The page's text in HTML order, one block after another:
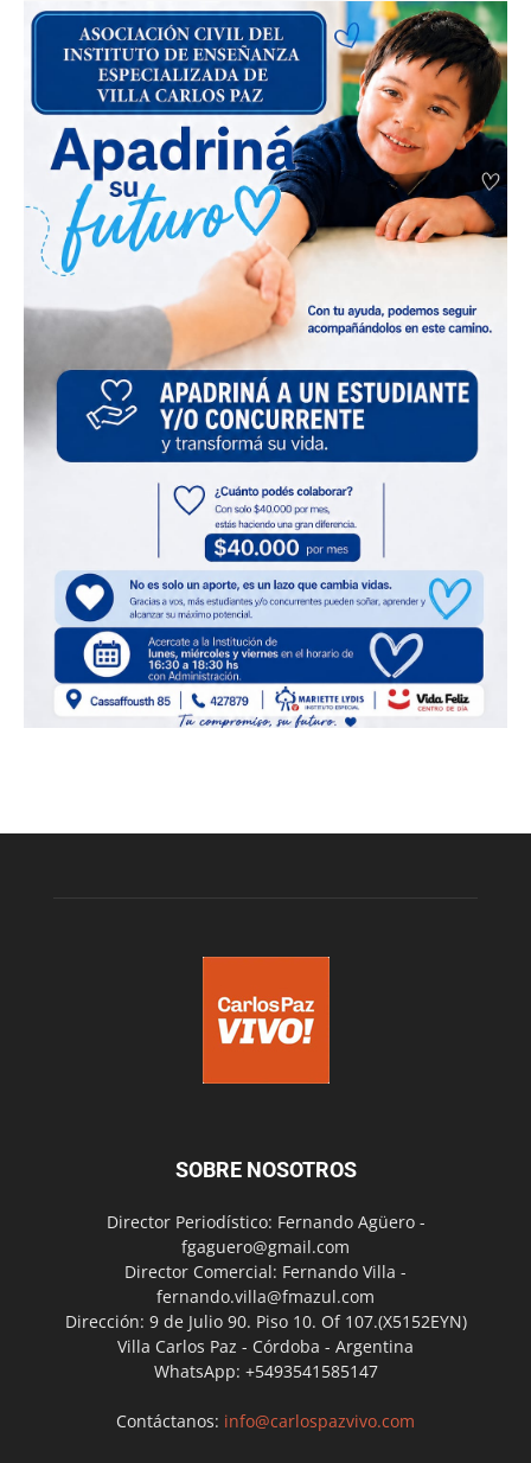
SOBRE NOSOTROS
Director Periodístico: Fernando Agüero -
fgaguero@gmail.com
Director Comercial: Fernando Villa -
fernando.villa@fmazul.com
Dirección: 9 de Julio 90. Piso 10. Of 107.(X5152EYN)
Villa Carlos Paz - Córdoba - Argentina
WhatsApp: +5493541585147
Contáctanos: info@carlospazvivo.com